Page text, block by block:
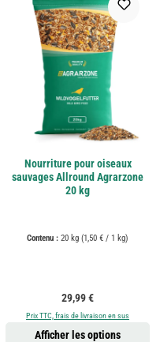
Nourriture pour oiseaux
sauvages Allround Agrarzone
20 kg
Contenu : 20 kg (1,50 € / 1 kg)
Prix régulier :
29,99 €
Prix TTC, frais de livraison en sus
Afficher les options